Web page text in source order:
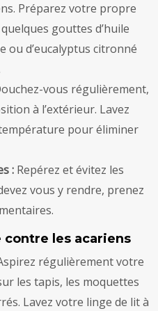
Préparez votre propre
gouttes d’huile
ou d’eucalyptus citronné
vous régulièrement,
à l’extérieur. Lavez
pour éliminer
: Repérez et évitez les
vous y rendre, prenez
les acariens
régulièrement votre
les tapis, les moquettes
Lavez votre linge de lit à